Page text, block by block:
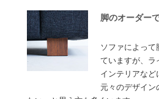
脚のオーダー
ソファによって
ていますが、ラ
インテリアなど
元々のデザイン